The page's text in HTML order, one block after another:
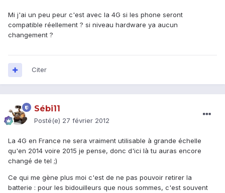
Mi j'ai un peu peur c'est avec la 4G si les phone seront
compatible réellement ? si niveau hardware ya aucun
changement ?
Citer
Sébi11
Posté(e) 27 février 2012
La 4G en France ne sera vraiment utilisable à grande échelle
qu'en 2014 voire 2015 je pense, donc d'ici là tu auras encore
changé de tel ;)
Ce qui me gène plus moi c'est de ne pas pouvoir retirer la
batterie : pour les bidouilleurs que nous sommes, c'est souvent